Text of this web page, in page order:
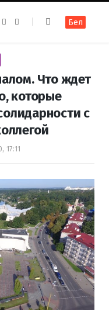
e
k
t
a
m
Бел
Что ждет
которые
с
17:11